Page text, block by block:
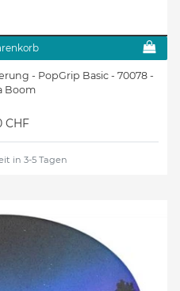
- PopGrip Basic - 70078 -
Boom
CHF
in 3-5 Tagen